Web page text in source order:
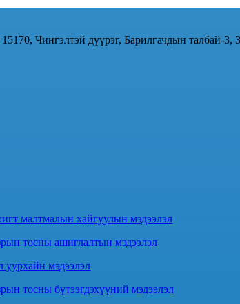
Чингэлтэй дүүрэг, Барилгачдын талбай-
малтмалын хайгуулын мэдээлэл
тосны ашиглалтын мэдээлэл
уурхайн мэдээлэл
тосны бүтээгдэхүүний мэдээлэл